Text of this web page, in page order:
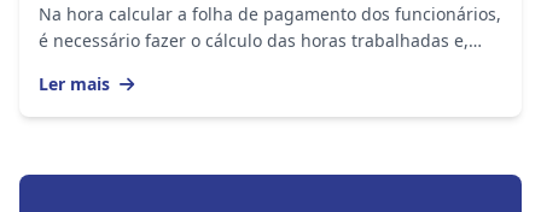
Na hora calcular a folha de pagamento dos funcionários,
é necessário fazer o cálculo das horas trabalhadas e,
Ler mais